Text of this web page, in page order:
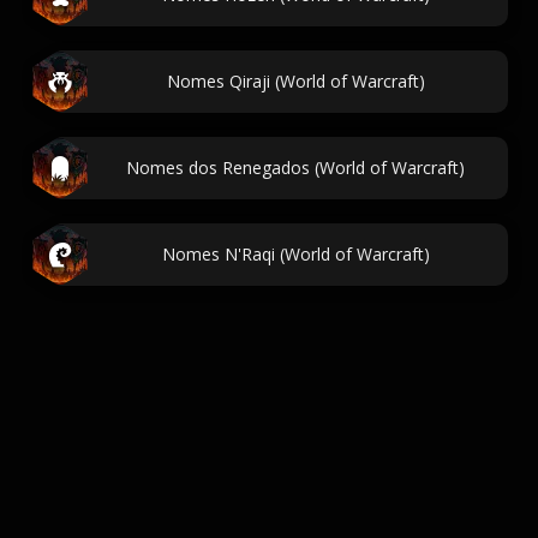
Nomes Qiraji (World of Warcraft)
Nomes dos Renegados (World of Warcraft)
Nomes N'Raqi (World of Warcraft)